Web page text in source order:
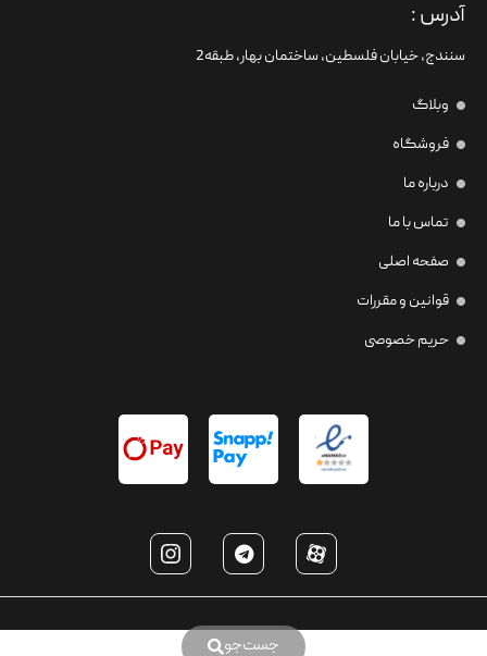
جست‌جو
آدرس :
سنندج، خیابان فلسطین،‌ ساختمان بهار، طبقه2
وبلاگ
فروشگاه
درباره ما
تماس با ما
صفحه اصلی
قوانین و مقررات
حریم خصوصی